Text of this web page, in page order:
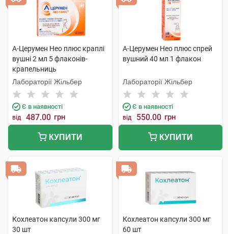
А-Церумен Нео плюс краплі
вушні 2 мл 5 флаконів-
крапельниць
Лабораторії Жільбер
Є в наявності
від 487.00 грн
КУПИТИ
А-Церумен Нео плюс спрей
вушний 40 мл 1 флакон
Лабораторії Жільбер
Є в наявності
від 550.00 грн
КУПИТИ
Кохлеатон капсули 300 мг
30 шт
Кохлеатон капсули 300 мг
60 шт